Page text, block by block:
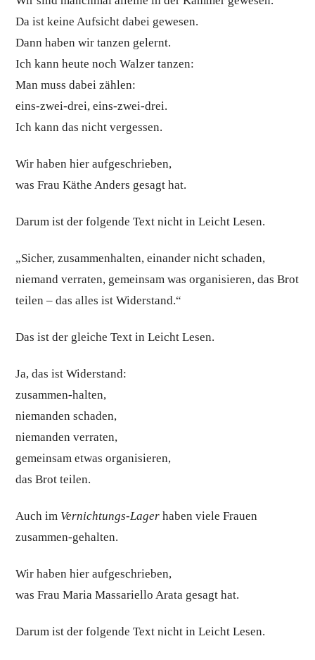
Da ist keine Aufsicht dabei gewesen.
Dann haben wir tanzen gelernt.
Ich kann heute noch Walzer tanzen:
Man muss dabei zählen:
eins-zwei-drei, eins-zwei-drei.
Ich kann das nicht vergessen.
Wir haben hier aufgeschrieben,
was Frau Käthe Anders gesagt hat.
Darum ist der folgende Text nicht in Leicht Lesen.
„Sicher, zusammenhalten, einander nicht schaden,
niemand verraten, gemeinsam was organisieren, das Brot
teilen – das alles ist Widerstand.“
Das ist der gleiche Text in Leicht Lesen.
Ja, das ist Widerstand:
zusammen-halten,
niemanden schaden,
niemanden verraten,
gemeinsam etwas organisieren,
das Brot teilen.
Auch im Vernichtungs-Lager haben viele Frauen
zusammen-gehalten.
Wir haben hier aufgeschrieben,
was Frau Maria Massariello Arata gesagt hat.
Darum ist der folgende Text nicht in Leicht Lesen.